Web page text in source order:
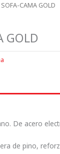
CAMA GOLD
GOLD
De acero
de pino,